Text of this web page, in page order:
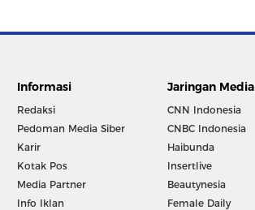
Informasi
Redaksi
Pedoman Media Siber
Karir
Kotak Pos
Media Partner
Info Iklan
Jaringan Media
CNN Indonesia
CNBC Indonesia
Haibunda
Insertlive
Beautynesia
Female Daily